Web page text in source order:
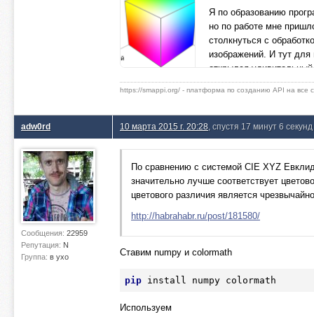
Я по образованию
но по работе мне
столкнуться с
изображений. И тут для
открылся
неизведанный мир
habrahabr.ru
https://smappi.org/ - платформа по созданию API на все
adw0rd
Сообщения: 22959
Репутация: N
Группа: в ухо
10 марта 2015 г. 20:28 , спустя 17 минут 6 секунд
По сравнению с системой CIE XYZ
значительно лучше соответствует
цветового различия является
http://habrahabr.ru/post/181580/
Ставим numpy и colormath
pip
Используем